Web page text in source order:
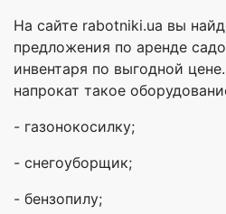
На сайте rabotniki.ua вы
предложения по аренде
инвентаря по выгодной
напрокат такое
- газонокосилку;
- снегоуборщик;
- бензопилу;